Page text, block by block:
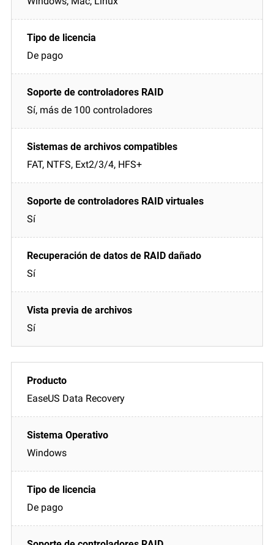
De pago
Sí, más de 100 controladores
FAT, NTFS, Ext2/3/4, HFS+
Sí
Sí
Sí
EaseUS Data Recovery
Windows
De pago